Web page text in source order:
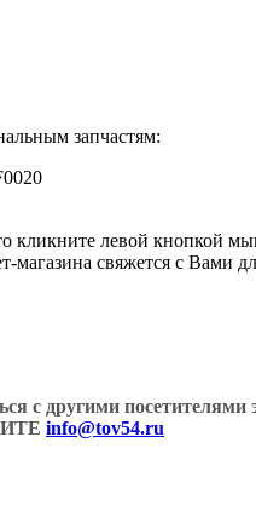
запчастям:
кликните левой кнопкой
магазина свяжется с Вами
с другими
info@tov54.ru